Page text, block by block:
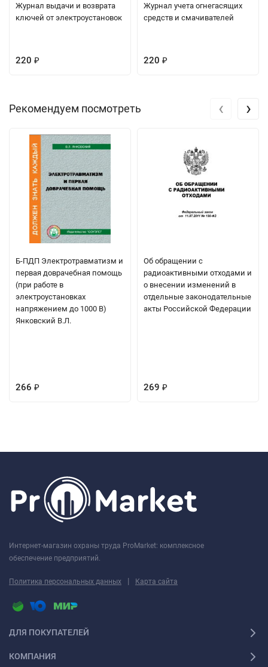
Журнал выдачи и возврата
ключей от электроустановок
220 ₽
Журнал учета огнегасящих
средств и смачивателей
220 ₽
Рекомендуем посмотреть
Б-ПДП Электротравматизм и
первая доврачебная помощь
(при работе в
электроустановках
напряжением до 1000 В)
Янковский В.Л.
266 ₽
Об обращении с
радиоактивными отходами и
о внесении изменений в
отдельные законодательные
акты Российской Федерации
269 ₽
‹ ›
Интернет-магазин охраны труда ProMarket: комплексное
обеспечение предприятий.
Политика персональных данных | Карта сайта
ДЛЯ ПОКУПАТЕЛЕЙ
КОМПАНИЯ